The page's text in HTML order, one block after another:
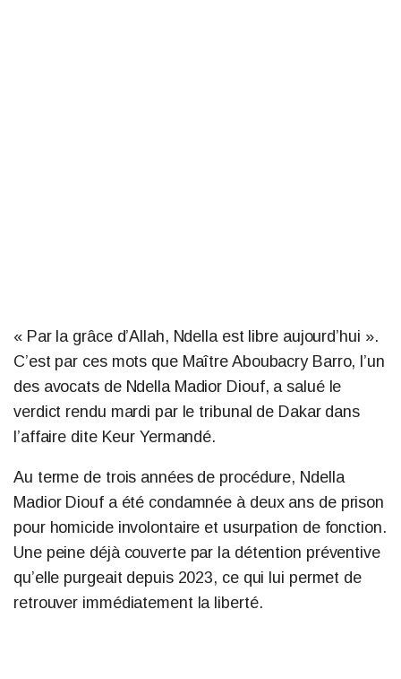
« Par la grâce d’Allah, Ndella est libre aujourd’hui ».
C’est par ces mots que Maître Aboubacry Barro, l’un
des avocats de Ndella Madior Diouf, a salué le
verdict rendu mardi par le tribunal de Dakar dans
l’affaire dite Keur Yermandé.
Au terme de trois années de procédure, Ndella
Madior Diouf a été condamnée à deux ans de prison
pour homicide involontaire et usurpation de fonction.
Une peine déjà couverte par la détention préventive
qu’elle purgeait depuis 2023, ce qui lui permet de
retrouver immédiatement la liberté.